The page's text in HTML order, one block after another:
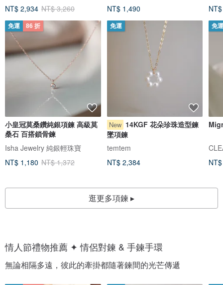
NT$ 2,934 NT$ 3,260
免運 86 折
小皇冠莫桑鑽純銀項鍊 高級莫
桑石 百搭鎖骨鍊
Isha Jewelry 純銀輕珠寶
NT$ 1,180 NT$ 1,372
NT$ 1,490
免運
New 14KGF 花朵珍珠造型鍊
墜項鍊
temtem
NT$ 2,384
免
逛更多項鍊 ▸
情人節禮物推薦 ✦ 情侶對鍊 & 手鍊手環
無論相隔多遠，彼此的牽掛都隨著鍊間的光芒傳遞